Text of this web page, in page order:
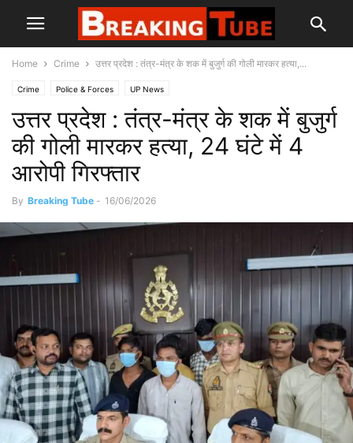
Home Crime उत्तर प्रदेश : तंत्र-मंत्र के शक में बुजुर्ग की गोली मारकर हत्या,...
Crime Police & Forces UP News
उत्तर प्रदेश : तंत्र-मंत्र के शक में बुजुर्ग
की गोली मारकर हत्या, 24 घंटे में 4
आरोपी गिरफ्तार
By Breaking Tube - 16/06/2026